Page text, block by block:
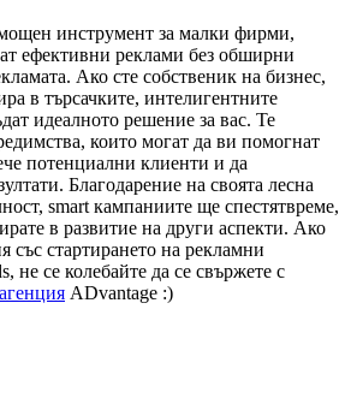
инструмент за малки фирми,
ефективни реклами без обширни
Ако сте собственик на бизнес,
в търсачките, интелигентните
идеалното решение за вас. Те
които могат да ви помогнат
потенциални клиенти и да
Благодарение на своята лесна
smart кампаниите ще спестятвреме,
в развитие на други аспекти. Ако
със стартирането на рекламни
не се колебайте да се свържете с
ADvantage :)